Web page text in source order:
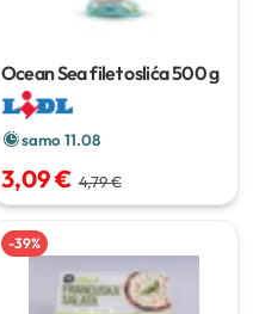
Ocean Sea filet oslića500 g
samo 11.08
3,09 € 4,79 €
-39%